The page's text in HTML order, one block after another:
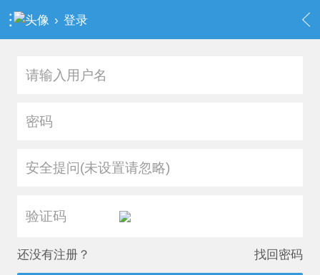
› 登录
安全提问(未设置请忽略)
还没有注册？ 找回密码